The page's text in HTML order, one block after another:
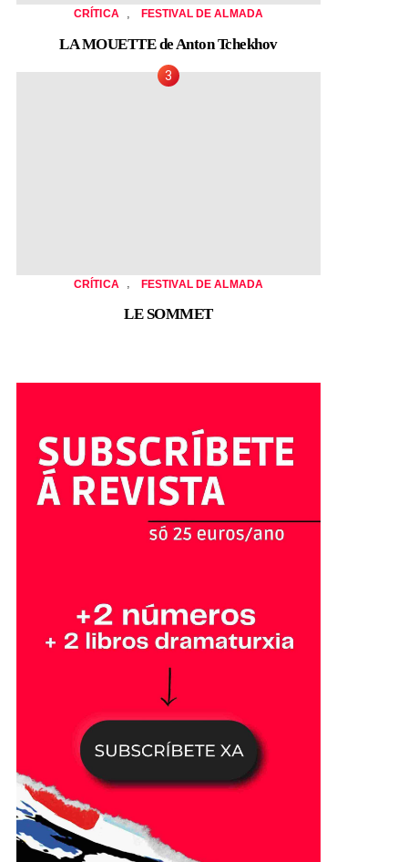
CRÍTICA FESTIVAL DE ALMADA
LA MOUETTE de Anton Tchekhov
CRÍTICA FESTIVAL DE ALMADA
LE SOMMET